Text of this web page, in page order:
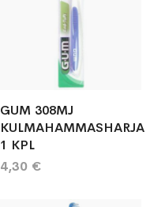
GUM 308MJ
KULMAHAMMASHARJA
1 KPL
4,30 €